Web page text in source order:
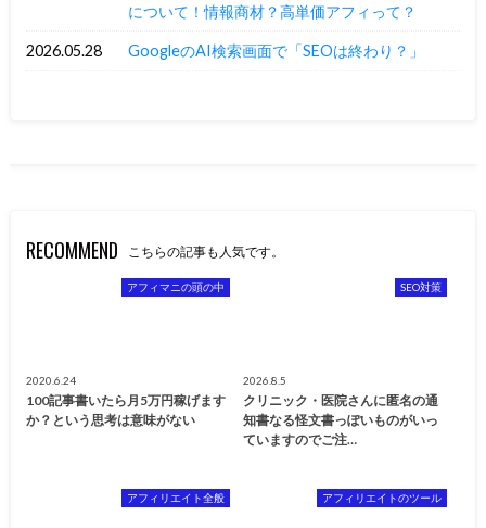
について！情報商材？高単価アフィって？
2026.05.28 GoogleのAI検索画面で「SEOは終わり？」
RECOMMEND こちらの記事も人気です。
アフィマニの頭の中
2020.6.24
100記事書いたら月5万円稼げます
か？という思考は意味がない
SEO対策
2026.8.5
クリニック・医院さんに匿名の通
知書なる怪文書っぽいものがいっ
ていますのでご注…
アフィリエイト全般 アフィリエイトのツール